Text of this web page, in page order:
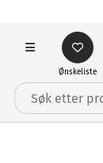
Ønskeliste